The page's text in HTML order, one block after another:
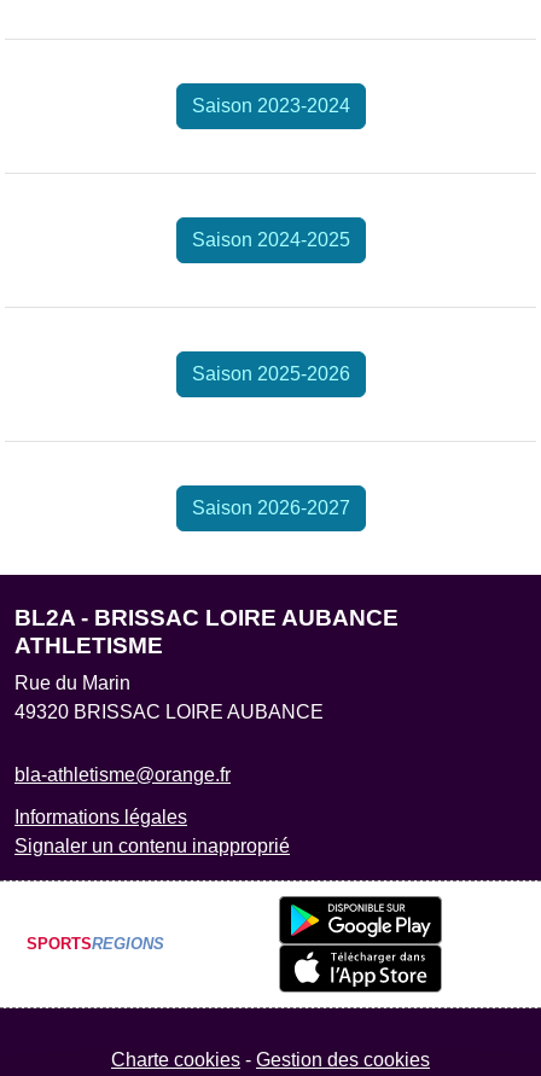
Saison 2023-2024
Saison 2024-2025
Saison 2025-2026
Saison 2026-2027
BL2A - BRISSAC LOIRE AUBANCE
ATHLETISME
Rue du Marin
49320 BRISSAC LOIRE AUBANCE
bla-athletisme@orange.fr
Informations légales
Signaler un contenu inapproprié
SPORTSREGIONS
Charte cookies Gestion des cookies